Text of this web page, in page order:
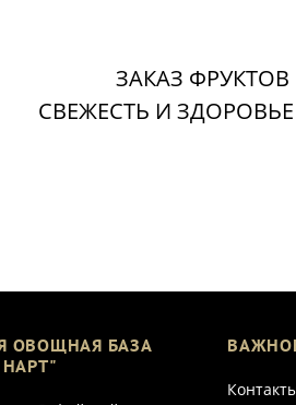
ЗАКАЗ
СВЕЖЕСТЬ И
ОВОЩНАЯ БАЗА